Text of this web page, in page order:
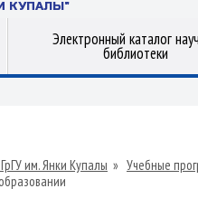
КУПАЛЫ"
Электронный каталог
библиотеки
им. Янки Купалы » Учебные